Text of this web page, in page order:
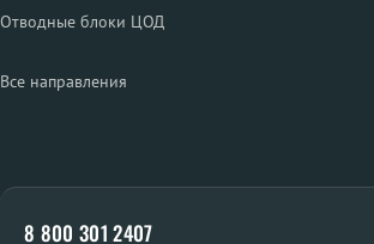
Отводные блоки ЦОД
Все направления
8 800 301 2407